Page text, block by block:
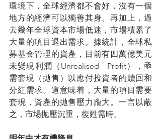
環境下，全球經濟都不會好，沒有一個
地方的經濟可以獨善其身。再加上，過
去幾年全球資本市場低迷，市場積累了
大量的項目退出需求。據統計，全球私
募基金管理的資產，目前有四萬億美元
未變現利潤（Unrealised   Profit），亟
需套現（拋售）以應付投資者的贖回和
分紅需求。這意味着，大量的項目需要
套現，資產的拋售壓力龐大。一言以蔽
之，市場拋壓沉重，復甦需時。